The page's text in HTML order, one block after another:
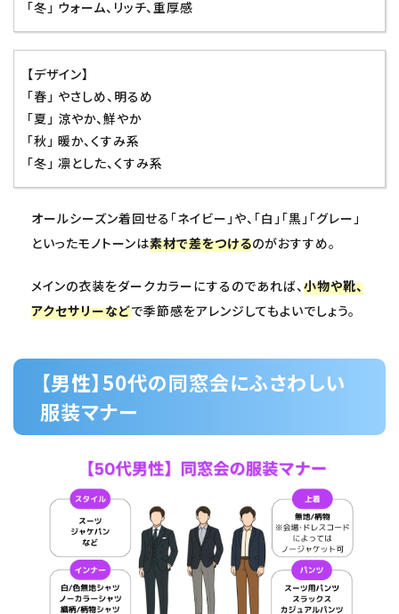
「冬」 ウォーム、リッチ、重厚感
【デザイン】
「春」 やさしめ、明るめ
「夏」 涼やか、鮮やか
「秋」 暖か、くすみ系
「冬」 凛とした、くすみ系
オールシーズン着回せる「ネイビー」や、「白」「黒」「グレー」
といったモノトーンは素材で差をつけるのがおすすめ。
メインの衣装をダークカラーにするのであれば、 小物や靴、
アクセサリーなどで季節感をアレンジしてもよいでしょう。
【男性】50代の同窓会にふさわしい
服装マナー